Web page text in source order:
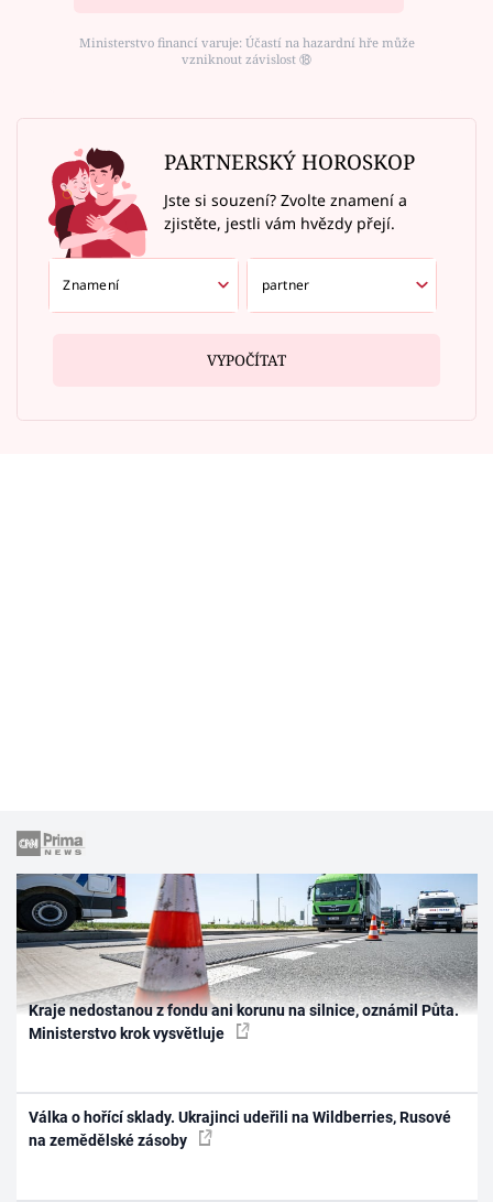
Ministerstvo financí varuje: Účastí na hazardní hře může
vzniknout závislost ⑱
PARTNERSKÝ HOROSKOP
Jste si souzení? Zvolte znamení a
zjistěte, jestli vám hvězdy přejí.
VYPOČÍTAT
Kraje nedostanou z fondu ani korunu na silnice, oznámil Půta.
Ministerstvo krok vysvětluje
Válka o hořící sklady. Ukrajinci udeřili na Wildberries, Rusové
na zemědělské zásoby